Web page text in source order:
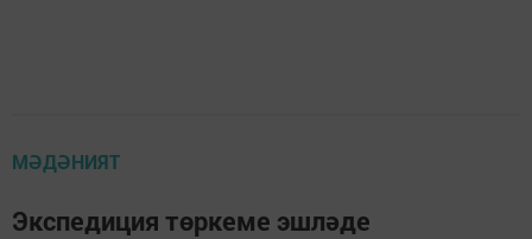
МӘДӘНИЯТ
Экспедиция төркеме эшләде